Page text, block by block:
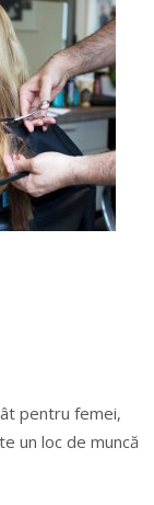
pentru femei,
un loc de muncă